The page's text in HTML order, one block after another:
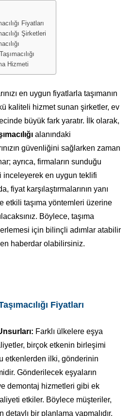
Fiyatları
Şirketleri
Hizmeti
en uygun fiyatlarla taşımanın
kaliteli hizmet sunan şirketler, ev
büyük fark yaratır. İlk olarak,
alanındaki
güvenliğini sağlarken zaman
ayrıca, firmaların sunduğu
inceleyerek en uygun teklifi
fiyat karşılaştırmalarının yanı
etkili taşıma yöntemleri üzerine
Böylece, taşıma
için bilinçli adımlar atabilir
haberdar olabilirsiniz.
Fiyatları
Farklı ülkelere eşya
birçok etkenin birleşimi
etkenlerden ilki, gönderinin
Gönderilecek eşyaların
demontaj hizmetleri gibi ek
etkiler. Böylece müşteriler,
bir planlama yapmalıdır.